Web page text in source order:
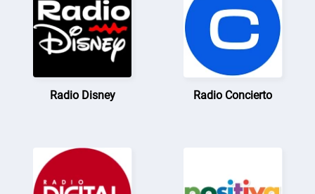
Radio Disney Radio Concierto